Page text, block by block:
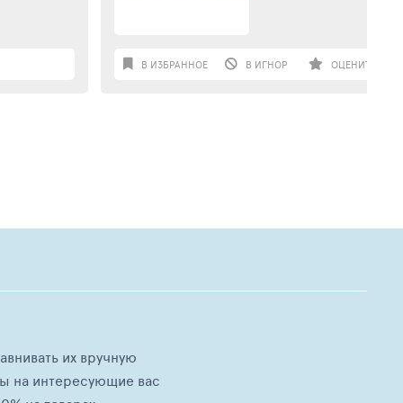
В ИЗБРАННОЕ В ИГНОР ОЦЕНИТЬ
их вручную
на интересующие вас